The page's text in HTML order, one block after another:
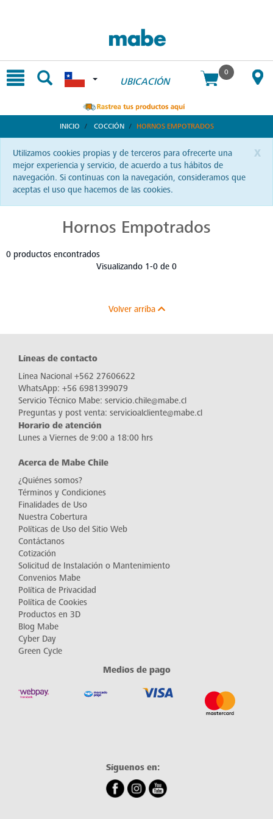
UBICACIÓN
0
INICIO COCCIÓN HORNOS EMPOTRADOS
x
Utilizamos cookies propias y de terceros para ofrecerte una
mejor experiencia y servicio, de acuerdo a tus hábitos de
navegación. Si continuas con la navegación, consideramos que
aceptas el uso que hacemos de las cookies.
Hornos Empotrados
0 productos encontrados
Visualizando 1-0 de 0
Volver arriba
Líneas de contacto
Línea Nacional +562 27606622
WhatsApp: +56 6981399079
Servicio Técnico Mabe: servicio.chile@mabe.cl
Preguntas y post venta: servicioalcliente@mabe.cl
Horario de atención
Lunes a Viernes de 9:00 a 18:00 hrs
Acerca de Mabe Chile
¿Quiénes somos?
Términos y Condiciones
Finalidades de Uso
Nuestra Cobertura
Políticas de Uso del Sitio Web
Contáctanos
Cotización
Solicitud de Instalación o Mantenimiento
Convenios Mabe
Política de Privacidad
Política de Cookies
Productos en 3D
Blog Mabe
Cyber Day
Green Cycle
Medios de pago
Síguenos en: